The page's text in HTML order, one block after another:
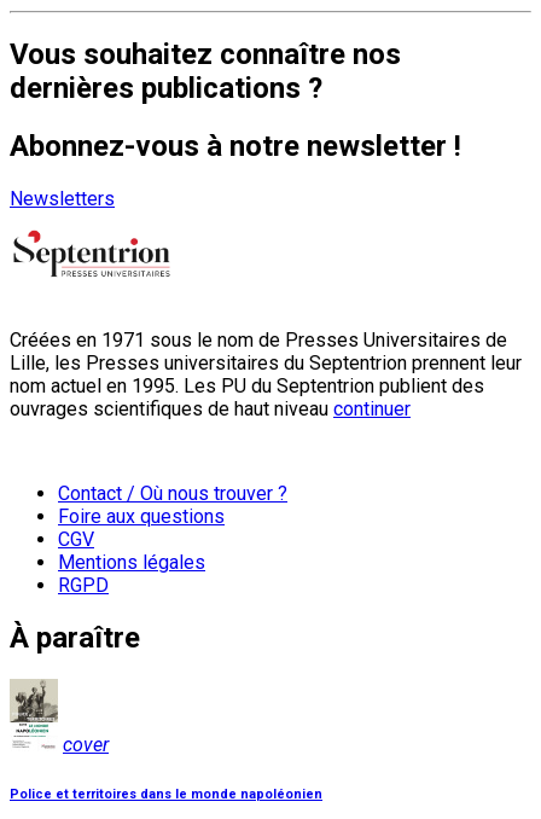
Vous souhaitez connaître nos
dernières publications ?
Abonnez-vous à notre newsletter !
Newsletters
Créées en 1971 sous le nom de Presses Universitaires de
Lille, les Presses universitaires du Septentrion prennent leur
nom actuel en 1995. Les PU du Septentrion publient des
ouvrages scientifiques de haut niveau continuer
Contact / Où nous trouver ?
Foire aux questions
CGV
Mentions légales
RGPD
À paraître
cover
Police et territoires dans le monde napoléonien